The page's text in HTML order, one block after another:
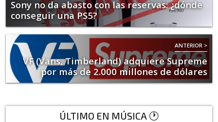
Sony no da abasto con las reservas: ¿dónde
conseguir una PS5?
ANTERIOR >
VF (Vans, Timberland) adquiere Supreme
por más de 2.000 millones de dólares
ÚLTIMO EN MÚSICA 🕐